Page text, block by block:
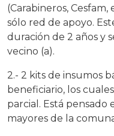
(Carabineros,
sólo red de apoyo.
duración de 2 años y
vecino (a).
2.- 2 kits de insumos
beneficiario, los
parcial. Está pensado
mayores de la